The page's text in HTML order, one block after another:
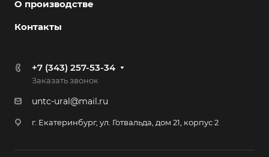
О производстве
Контакты
+7 (343) 257-53-34
Заказать звонок
untc-ural@mail.ru
г. Екатеринбург, ул. Готвальда, дом 21, корпус 2